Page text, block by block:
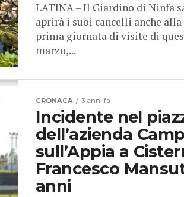
LATINA – Il Giardino di Ninfa
aprirà i suoi cancelli anche
prima giornata di visite di
marzo,...
CRONACA 3 anni fa
Incidente nel
dell’azienda
sull’Appia a
Francesco
anni